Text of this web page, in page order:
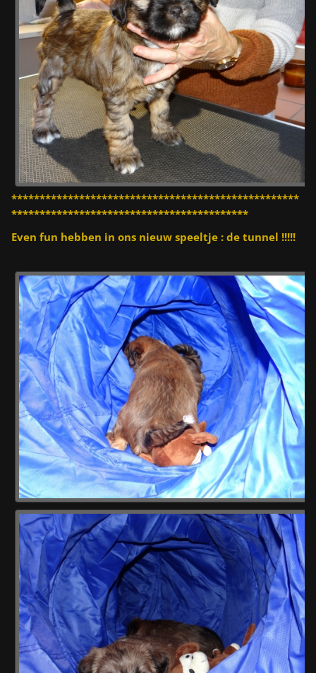
***************************************************
******************************************
Even fun hebben in ons nieuw speeltje : de tunnel !!!!!